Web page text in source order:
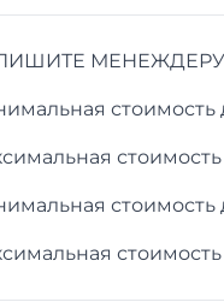
МЕНЕЖДЕРУ
стоимость
стоимость